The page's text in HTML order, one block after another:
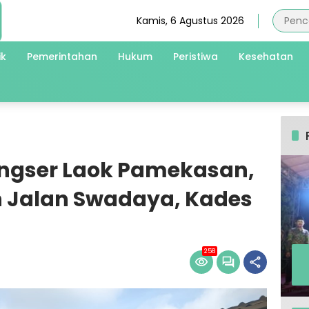
Kamis, 6 Agustus 2026
Pemerintahan Hukum Peristiwa Kesehatan
Laok Pamekasan,
Swadaya, Kades
258